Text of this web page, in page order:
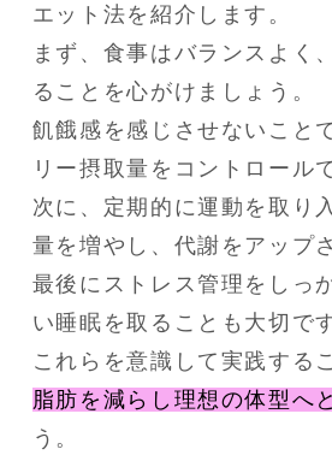
エット法を紹介します。
まず、食事はバランスよく
ることを心がけましょう。
飢餓感を感じさせないこと
リー摂取量をコントロール
次に、定期的に運動を取り
量を増やし、代謝をアップ
最後にストレス管理をしっ
い睡眠を取ることも大切で
これらを意識して実践する
脂肪を減らし理想の体型へ
う。